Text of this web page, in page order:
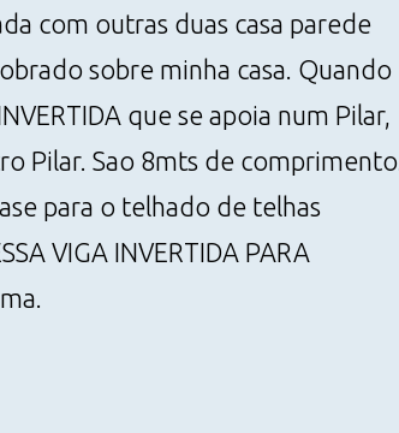
com outras duas casa parede
sobre minha casa. Quando
que se apoia num Pilar,
Pilar. Sao 8mts de comprimento.
para o telhado de telhas
VIGA INVERTIDA PARA